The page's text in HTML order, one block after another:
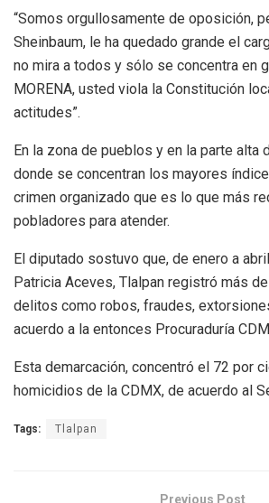
“Somos orgullosamente de oposición,
Sheinbaum, le ha quedado grande el
no mira a todos y sólo se concentra en
MORENA, usted viola la Constitución
actitudes”.
En la zona de pueblos y en la parte alta
donde se concentran los mayores
crimen organizado que es lo que más
pobladores para atender.
El diputado sostuvo que, de enero a
Patricia Aceves, Tlalpan registró más
delitos como robos, fraudes,
acuerdo a la entonces Procuraduría
Esta demarcación, concentró el 72 por
homicidios de la CDMX, de acuerdo al
Tags: Tlalpan
Previous Post